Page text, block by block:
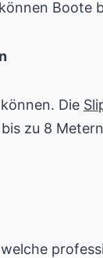
Boote
Die
zu 8
welche